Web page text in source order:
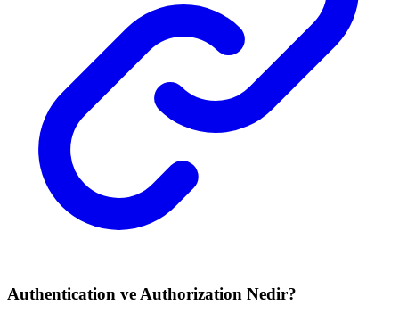
Authentication ve Authorization Nedir?